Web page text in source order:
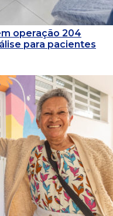
operação 204
para pacientes